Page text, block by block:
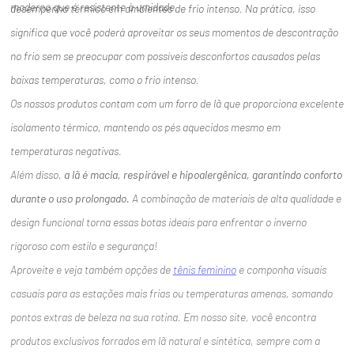
moderno que é resistente à umidade.
desempenho térmico em ambientes de frio intenso. Na prática, isso
significa que você poderá aproveitar os seus momentos de descontração
no frio sem se preocupar com possíveis desconfortos causados pelas
baixas temperaturas, como o frio intenso.
Os nossos produtos contam com um forro de lã que proporciona excelente
isolamento térmico, mantendo os pés aquecidos mesmo em
temperaturas negativas.
Além disso, a lã é macia, respirável e hipoalergênica, garantindo conforto
durante o uso prolongado. A combinação de materiais de alta qualidade e
design funcional torna essas botas ideais para enfrentar o inverno
rigoroso com estilo e segurança!
Aproveite e veja também opções de tênis femininoe componha visuais
casuais para as estações mais frias ou temperaturas amenas, somando
pontos extras de beleza na sua rotina. Em nosso site, você encontra
produtos exclusivos forrados em lã natural e sintética, sempre com a